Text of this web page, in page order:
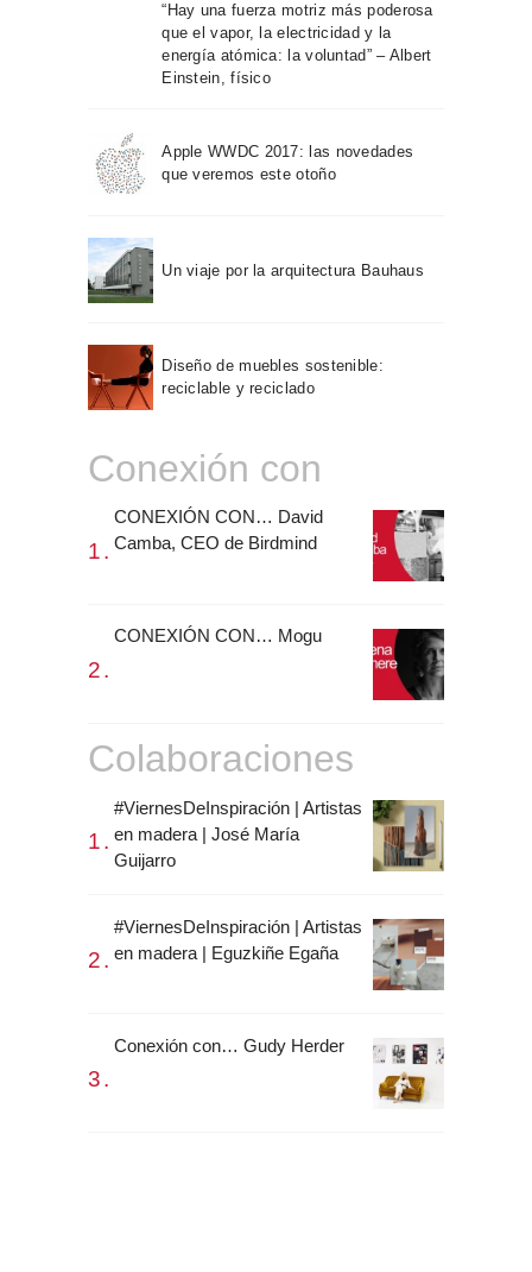
“Hay una fuerza motriz más poderosa
que el vapor, la electricidad y la
energía atómica: la voluntad” – Albert
Einstein, físico
Apple WWDC 2017: las novedades
que veremos este otoño
Un viaje por la arquitectura Bauhaus
Diseño de muebles sostenible:
reciclable y reciclado
Conexión con
CONEXIÓN CON… David
Camba, CEO de Birdmind
CONEXIÓN CON… Mogu
Colaboraciones
#ViernesDeInspiración | Artistas
en madera | José María
Guijarro
#ViernesDeInspiración | Artistas
en madera | Eguzkiñe Egaña
Conexión con… Gudy Herder